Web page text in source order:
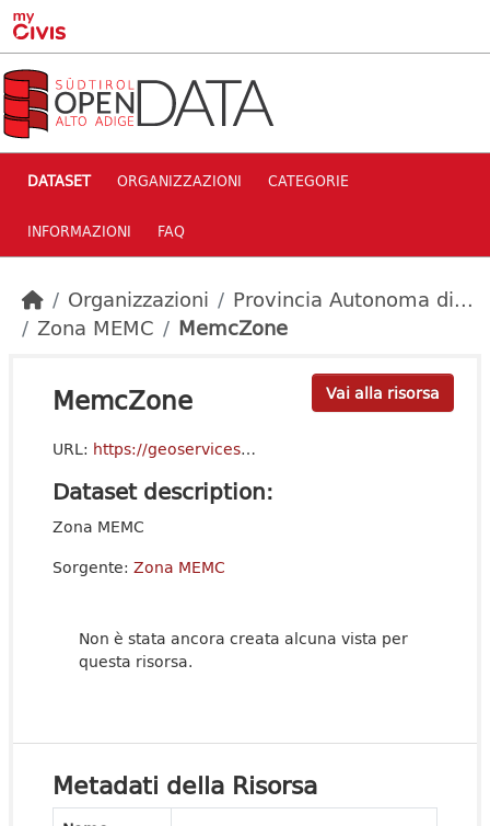
Skip to main content
DATASET ORGANIZZAZIONI CATEGORIE
INFORMAZIONI FAQ
Organizzazioni
Provincia Autonoma di...
Zona MEMC
MemcZone
Vai alla risorsa
MemcZone
URL: https://geoservices3.civis.bz.it/geoserver/f132-Common/ows?service=WFS&version=2.0.0&request=GetCapabilities
Dataset description:
Zona MEMC
Sorgente: Zona MEMC
Non è stata ancora creata alcuna vista per
questa risorsa.
Metadati della Risorsa